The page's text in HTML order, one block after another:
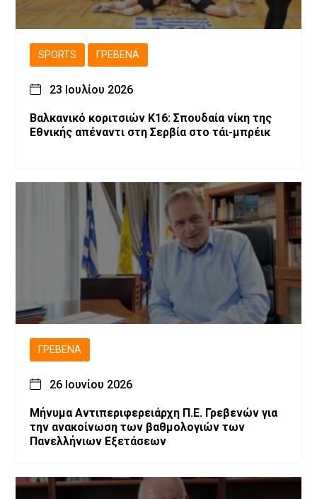
SPORTS ΓΡΕΒΕΝΆ
23 Ιουλίου 2026
Βαλκανικό κοριτσιών Κ16: Σπουδαία νίκη της
Εθνικής απέναντι στη Σερβία στο τάι-μπρέικ
ΓΡΕΒΕΝΆ
26 Ιουνίου 2026
Μήνυμα Αντιπεριφερειάρχη Π.Ε. Γρεβενών για
την ανακοίνωση των βαθμολογιών των
Πανελλήνιων Εξετάσεων